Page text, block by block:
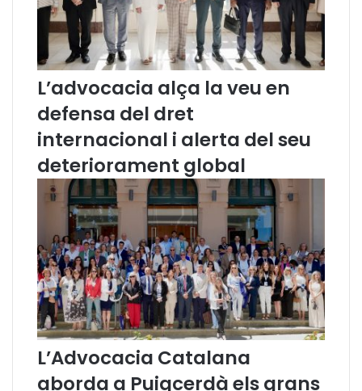
L’advocacia alça la veu en
defensa del dret
internacional i alerta del seu
deteriorament global
L’Advocacia Catalana
aborda a Puigcerdà els grans